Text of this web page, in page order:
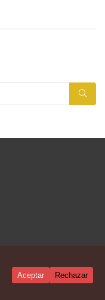
Aceptar Rechazar